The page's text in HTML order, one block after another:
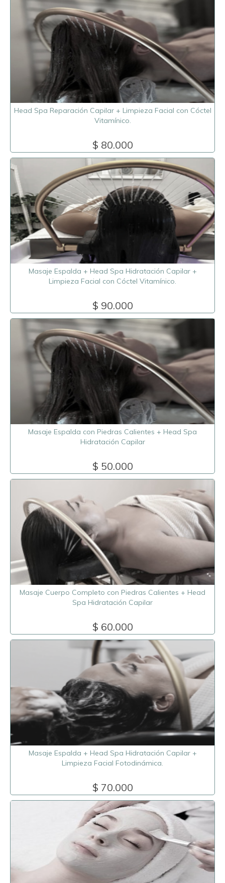
Head Spa Reparación Capilar + Limpieza Facial con Cóctel
Vitamínico.
$ 80.000
Masaje Espalda + Head Spa Hidratación Capilar +
Limpieza Facial con Cóctel Vitamínico.
$ 90.000
Masaje Espalda con Piedras Calientes + Head Spa
Hidratación Capilar
$ 50.000
Masaje Cuerpo Completo con Piedras Calientes + Head
Spa Hidratación Capilar
$ 60.000
Masaje Espalda + Head Spa Hidratación Capilar +
Limpieza Facial Fotodinámica.
$ 70.000